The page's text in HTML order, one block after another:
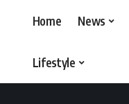
Home News
Lifestyle